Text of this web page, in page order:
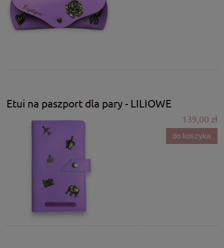
Etui na paszport dla pary - LILIOWE
139,00 zł
do koszyka